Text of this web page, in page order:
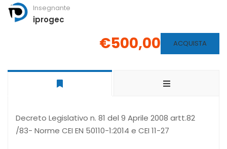
Insegnante
iprogec
€500,00 ACQUISTA
Decreto Legislativo n. 81 del 9 Aprile 2008 artt.82
/83- Norme CEI EN 50110-1:2014 e CEI 11-27